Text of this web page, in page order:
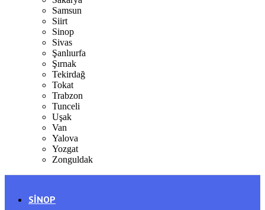
Samsun
Siirt
Sinop
Sivas
Şanlıurfa
Şırnak
Tekirdağ
Tokat
Trabzon
Tunceli
Uşak
Van
Yalova
Yozgat
Zonguldak
SINOP